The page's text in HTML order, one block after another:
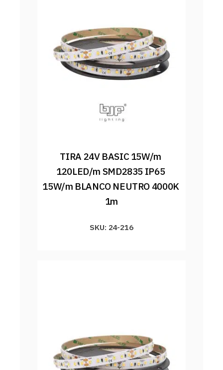
TIRA 24V BASIC 15W/m
120LED/m SMD2835 IP65
15W/m BLANCO NEUTRO 4000K
1m
SKU: 24-216